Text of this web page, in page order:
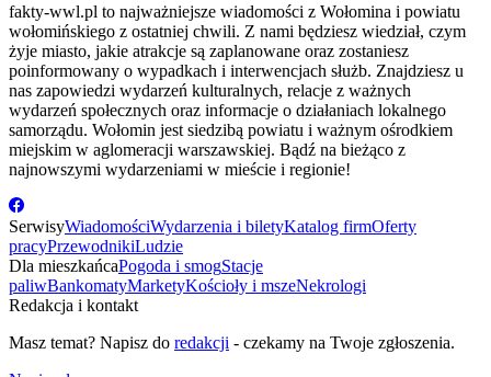
fakty-wwl.pl to najważniejsze wiadomości z Wołomina i powiatu
wołomińskiego z ostatniej chwili. Z nami będziesz wiedział, czym
żyje miasto, jakie atrakcje są zaplanowane oraz zostaniesz
poinformowany o wypadkach i interwencjach służb. Znajdziesz u
nas zapowiedzi wydarzeń kulturalnych, relacje z ważnych
wydarzeń społecznych oraz informacje o działaniach lokalnego
samorządu. Wołomin jest siedzibą powiatu i ważnym ośrodkiem
miejskim w aglomeracji warszawskiej. Bądź na bieżąco z
najnowszymi wydarzeniami w mieście i regionie!
SerwisyWiadomościWydarzenia i biletyKatalog firmOferty
pracyPrzewodnikiLudzie
Dla mieszkańcaPogoda i smogStacje
paliwBankomatyMarketyKościoły i mszeNekrologi
Redakcja i kontakt
Masz temat? Napisz do redakcji - czekamy na Twoje zgłoszenia.